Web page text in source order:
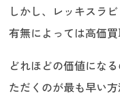
しかし、レッキスラ
有無によっては高価
どれほどの価値にな
ただくのが最も早い方